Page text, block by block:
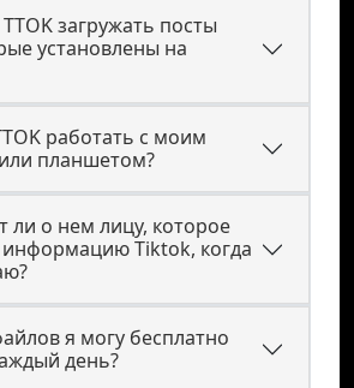
загружать посты
установлены на
работать с моим
планшетом?
ли о нем лицу, которое
информацию Tiktok, когда
я могу бесплатно
день?